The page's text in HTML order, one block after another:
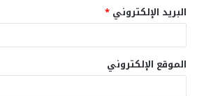
البريد الإلكتروني *
الموقع الإلكتروني